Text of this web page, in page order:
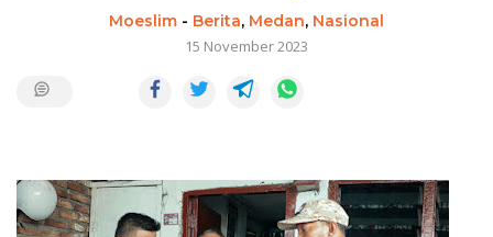
Moeslim - Berita, Medan, Nasional
15 November 2023